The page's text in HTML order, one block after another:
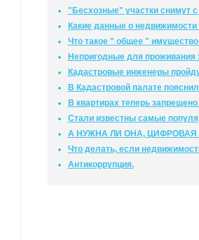
"Бесхозные" участки снимут с
Какие данные о
Что такое " общее "
Непригодные для проживания
Кадастровые инженеры
В Кадастровой палате
В квартирах теперь
Стали известны самые
А НУЖНА ЛИ ОНА,
Что делать, если
Антикоррупция.